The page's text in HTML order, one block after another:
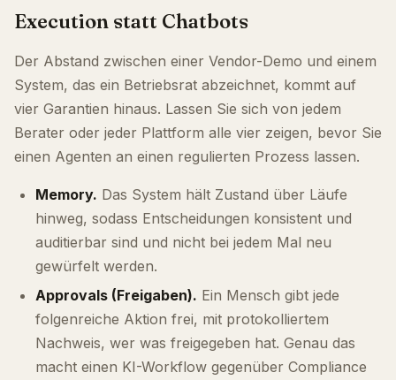
Execution statt Chatbots
Der Abstand zwischen einer Vendor-Demo und einem
System, das ein Betriebsrat abzeichnet, kommt auf
vier Garantien hinaus. Lassen Sie sich von jedem
Berater oder jeder Plattform alle vier zeigen, bevor Sie
einen Agenten an einen regulierten Prozess lassen.
Memory. Das System hält Zustand über Läufe
hinweg, sodass Entscheidungen konsistent und
auditierbar sind und nicht bei jedem Mal neu
gewürfelt werden.
Approvals (Freigaben). Ein Mensch gibt jede
folgenreiche Aktion frei, mit protokolliertem
Nachweis, wer was freigegeben hat. Genau das
macht einen KI-Workflow gegenüber Compliance